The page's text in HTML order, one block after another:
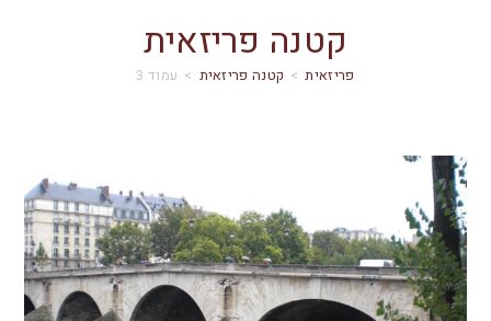
קטנה פריזאית
> קטנה פריזאית > עמוד 3